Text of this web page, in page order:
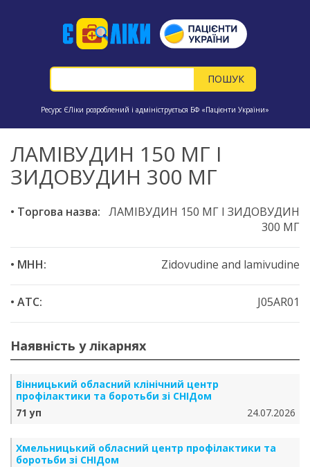
Ресурс ЄЛіки розроблений і адмініструється БФ «Пацієнти України»
ЛАМІВУДИН 150 МГ І
ЗИДОВУДИН 300 МГ
• Торгова назва: ЛАМІВУДИН 150 МГ І ЗИДОВУДИН
300 МГ
• МНН: Zidovudine and lamivudine
• ATC: J05AR01
Наявність у лікарнях
Вінницький обласний клінічний центр
профілактики та боротьби зі СНІДом
71 уп
24.07.2026
Хмельницький обласний центр профілактики та
боротьби зі СНІДом